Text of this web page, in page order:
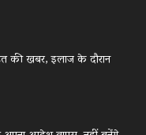
की खबर, इलाज के दौरान